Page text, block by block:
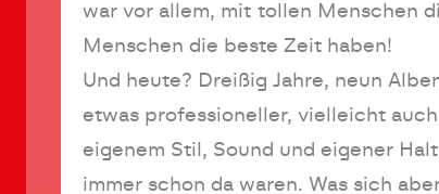
war vor allem, mit tollen Menschen
Menschen die beste Zeit haben!
Und heute? Dreißig Jahre, neun
etwas professioneller, vielleicht
eigenem Stil, Sound und eigener
immer schon da waren. Was sich